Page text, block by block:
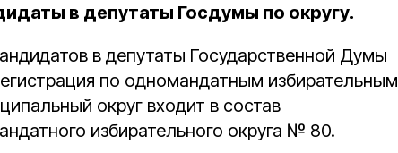
в депутаты Госдумы по округу.
в депутаты Государственной Думы
по одномандатным избирательным
округ входит в состав
избирательного округа № 80.